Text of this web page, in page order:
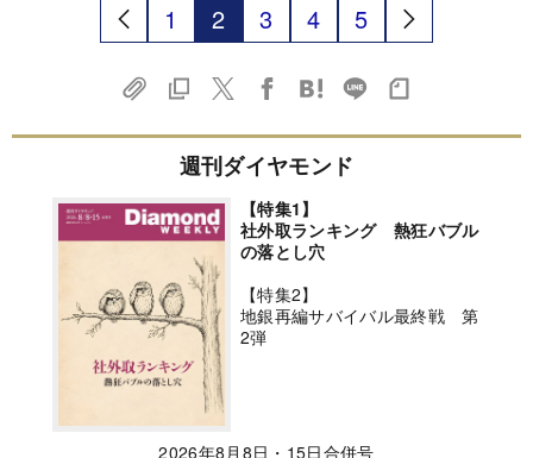
1 2 3 4 5
週刊ダイヤモンド
【特集1】
社外取ランキング 熱狂バブル
の落とし穴
【特集2】
地銀再編サバイバル最終戦 第
2弾
2026年8月8日・15日合併号